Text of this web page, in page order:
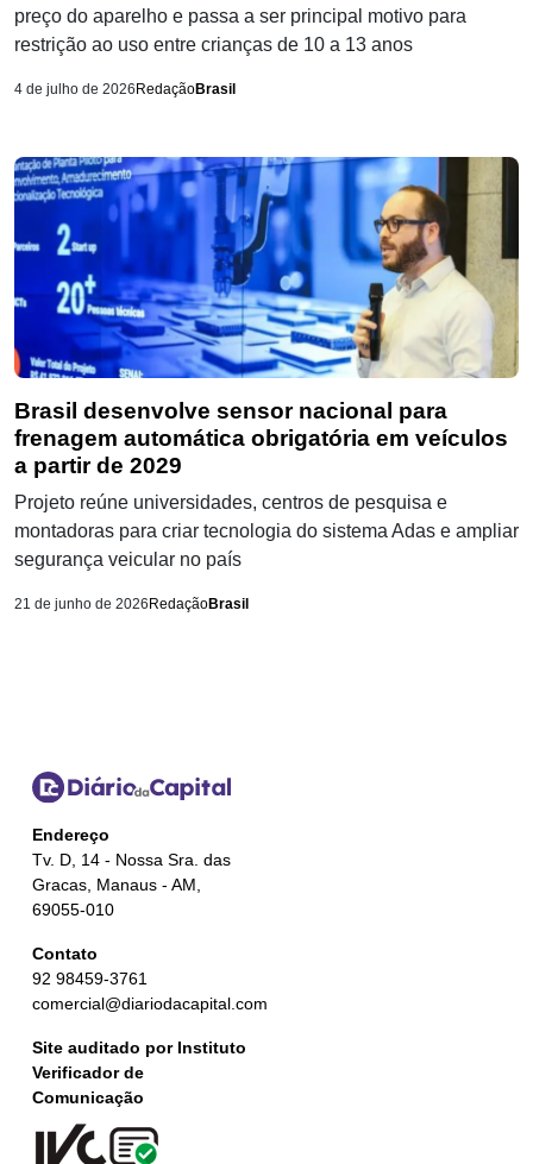
preço do aparelho e passa a ser principal motivo para
restrição ao uso entre crianças de 10 a 13 anos
4 de julho de 2026 RedaçãoBrasil
Brasil desenvolve sensor nacional para
frenagem automática obrigatória em veículos
a partir de 2029
Projeto reúne universidades, centros de pesquisa e
montadoras para criar tecnologia do sistema Adas e ampliar
segurança veicular no país
21 de junho de 2026 RedaçãoBrasil
Endereço
Tv. D, 14 - Nossa Sra. das
Gracas, Manaus - AM,
69055-010
Contato
92 98459-3761
comercial@diariodacapital.com
Site auditado por Instituto
Verificador de
Comunicação